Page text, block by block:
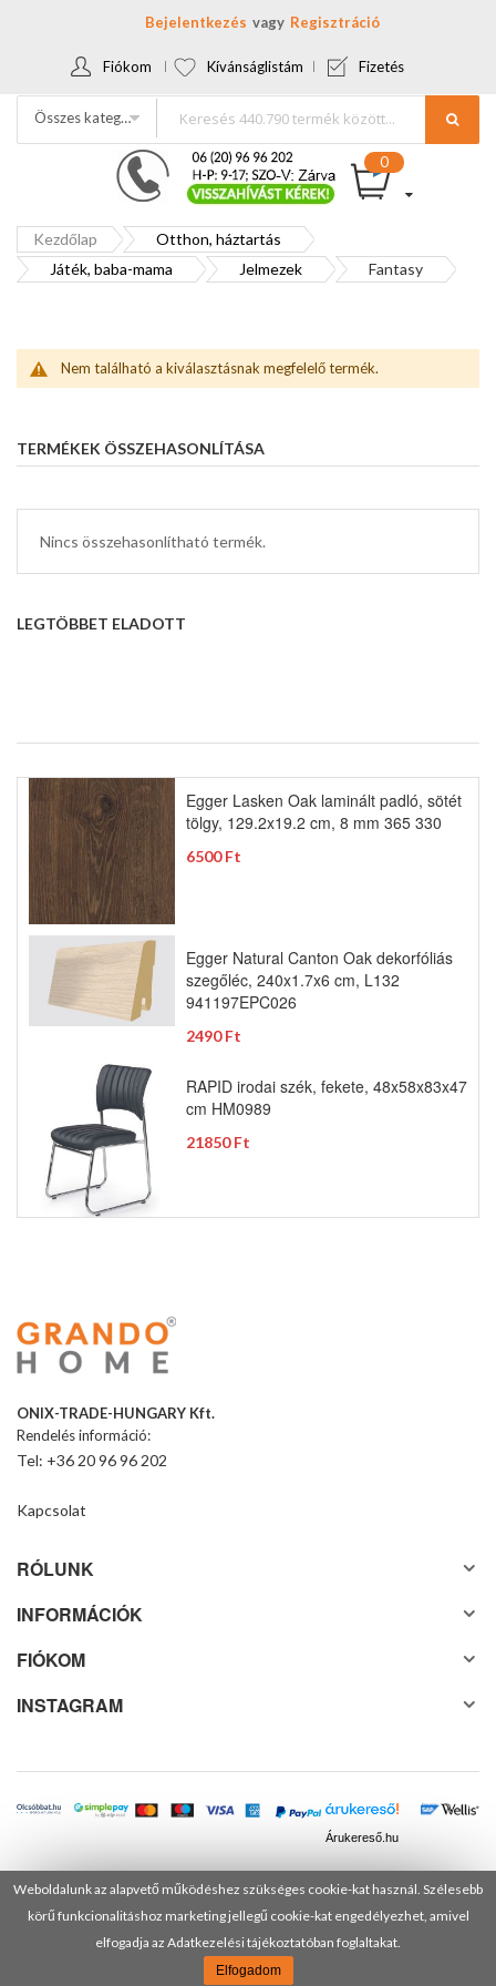
Weboldalunk az alapvető működéshez szükséges cookie-kat használ. Szélesebb
körű funkcionalitáshoz marketing jellegű cookie-kat engedélyezhet, amivel
elfogadja az Adatkezelési tájékoztatóban foglaltakat.
Elfogadom
Bejelentkezés Regisztráció
Fiókom Kívánságlistám Fizetés
Összes kategória
Kezdőlap
Otthon, háztartás
Játék, baba-mama
Jelmezek Fantasy
Nem található a kiválasztásnak megfelelő termék.
TERMÉKEK ÖSSZEHASONLÍTÁSA
Nincs összehasonlítható termék.
LEGTÖBBET ELADOTT
Egger Lasken Oak laminált padló, sötét
tölgy, 129.2x19.2 cm, 8 mm 365 330
6500 Ft
Egger Natural Canton Oak dekorfóliás
szegőléc, 240x1.7x6 cm, L132
941197EPC026
2490 Ft
RAPID irodai szék, fekete, 48x58x83x47
cm HM0989
21850 Ft
ONIX-TRADE-HUNGARY Kft.
Rendelés információ:
Tel: +36 20 96 96 202
Kapcsolat
RÓLUNK
INFORMÁCIÓK
FIÓKOM
INSTAGRAM
Árukereső.hu
© 2025 Minden jog fenntartva! DANUSA Hungary Kft.